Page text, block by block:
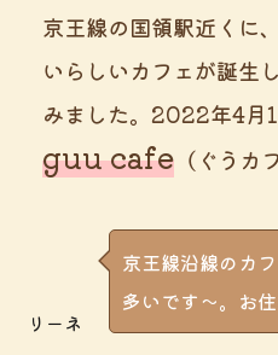
京王線の国領駅近くに
いらしいカフェが誕生
みました。2022年4月
guu cafe （ぐうカ
リーネ
京王線沿線のカ
多いです～。お